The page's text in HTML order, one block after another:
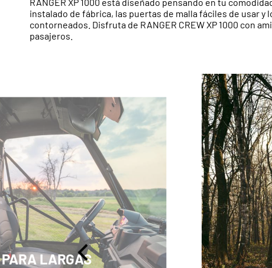
instalado de fábrica, las puertas de malla fáciles de usar y
contorneados. Disfruta de RANGER CREW XP 1000 con
pasajeros.
LARGAS